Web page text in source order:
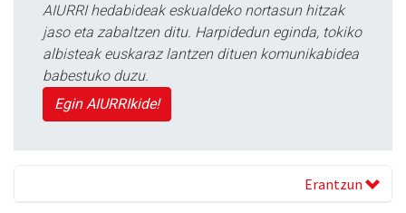
AIURRI hedabideak eskualdeko nortasun hitzak
jaso eta zabaltzen ditu. Harpidedun eginda, tokiko
albisteak euskaraz lantzen dituen komunikabidea
babestuko duzu.
Egin AIURRIkide!
Erantzun